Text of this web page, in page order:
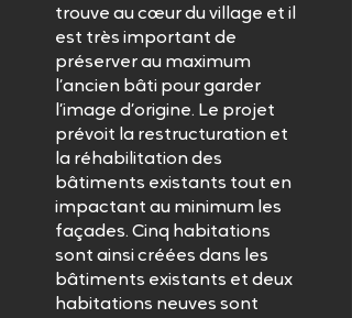
trouve au cœur du village et il
est très important de
préserver au maximum
l’ancien bâti pour garder
l’image d’origine. Le projet
prévoit la restructuration et
la réhabilitation des
bâtiments existants tout en
impactant au minimum les
façades. Cinq habitations
sont ainsi créées dans les
bâtiments existants et deux
habitations neuves sont